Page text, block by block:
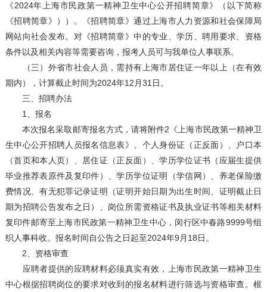
《2024年上海市民政第一精神卫生中心公开招聘简章》（以下简称
《招聘简章》））。《招聘简章》通过上海市人力资源和社会保障局
网站向社会发布。对《招聘简章》中的专业、学历、聘用要求、资格
条件以及相关内容等需要咨询，报考人员可与我单位人事联系。
（三）外省市社会人员，需持有上海市居住证一年以上（在有效
期内），计算截止时间为2024年12月31日。
三、招聘办法
1、报名
本次报名采取邮寄报名方式，请将附件2《上海市民政第一精神卫
生中心公开招聘人员报名信息表》、个人身份证（正反面）、户口本
（首页和本人页）、居住证（正反面）、学历学位证书（应届生提供
毕业推荐表原件及复印件）、学历学位证明（学信网）、养老保险缴
费情况、有无犯罪记录证明（证明开始日期为出生时间、证明截止日
期为招聘公告发布之日）、岗位所需资格证书及执业证书等相关材料
复印件邮寄至上海市民政第一精神卫生中心，闵行区中春路9999号组
织人事科收。报名时间自公告之日起至2024年9月18日。
2、资格审查
应聘者提供的应聘材料必须真实有效，上海市民政第一精神卫生
中心根据招聘岗位的要求对收到的报名材料进行筛选与资格审查。根